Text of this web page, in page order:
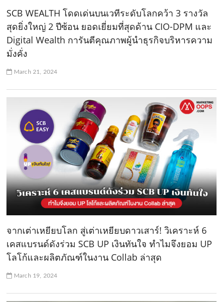
SCB WEALTH โดดเด่นบนเวทีระดับโลกคว้า 3 รางวัล
สุดยิ่งใหญ่ 2 ปีซ้อน ยอดเยี่ยมที่สุดด้าน CIO-DPM และ
Digital Wealth การันตีคุณภาพผู้นำธุรกิจบริหารความ
มั่งคั่ง
March 21, 2024
จากเต่าเหยียบโลก สู่เต่าเหยียบดาวเสาร์! วิเคราะห์ 6
เคสแบรนด์ดังร่วม SCB UP เงินทันใจ ทำไมจึงยอม UP
โลโก้และผลิตภัณฑ์ในงาน Collab ล่าสุด
March 19, 2024